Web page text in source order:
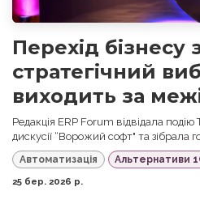
Перехід бізнесу
стратегічний
виходить за
Редакція ERP Forum відвідала
дискусії “Ворожий софт" та зібрала
Автоматизація
Альтернативи
25 бер. 2026 р.